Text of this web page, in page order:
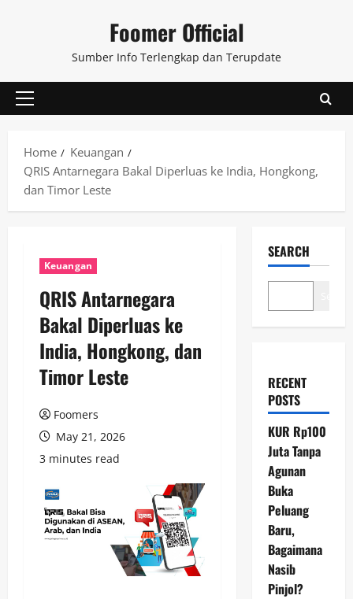
Foomer Official
Sumber Info Terlengkap dan Terupdate
Primary
Home
Keuangan
QRIS Antarnegara Bakal Diperluas ke India, Hongkong,
dan Timor Leste
Keuangan
QRIS Antarnegara
Bakal Diperluas ke
India, Hongkong, dan
Timor Leste
Foomers
May 21, 2026
3 minutes read
SEARCH
RECENT
POSTS
KUR Rp100
Juta Tanpa
Agunan
Buka
Peluang
Baru,
Bagaimana
Nasib
Pinjol?